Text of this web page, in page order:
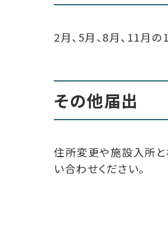
2月、5月、8月、11月
その他届出
住所変更や施設入所
い合わせください。